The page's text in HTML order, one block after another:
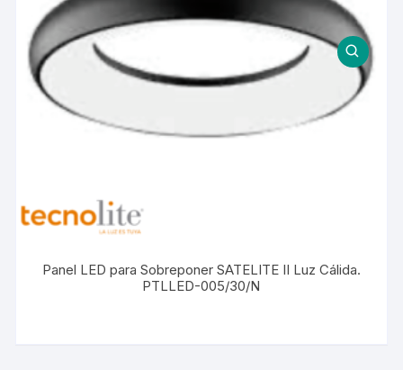
Panel LED para Sobreponer SATELITE II Luz Cálida.
PTLLED-005/30/N